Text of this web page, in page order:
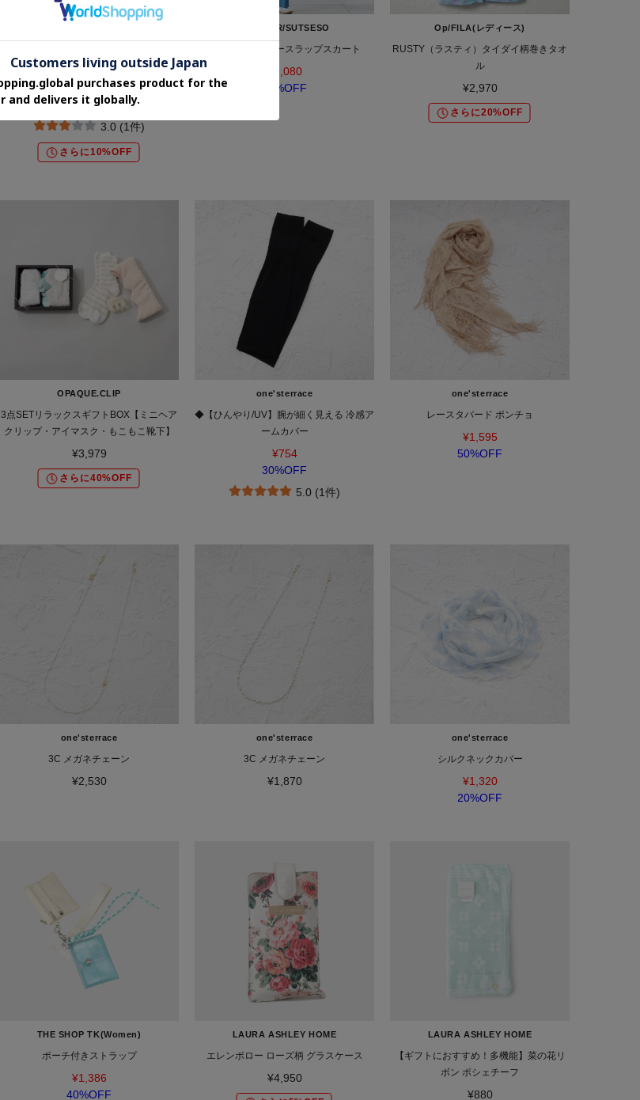
ョ
¥4,620
30%OFF
3.0 (1件)
さらに10%OFF
CORDIER/SUTSESO
スパンコールレースラップスカート
¥3,080
50%OFF
Op/FILA(レディース)
RUSTY（ラスティ）タイダイ柄巻きタオ
ル
¥2,970
さらに20%OFF
OPAQUE.CLIP
3点SETリラックスギフトBOX【ミニヘア
クリップ・アイマスク・もこもこ靴下】
¥3,979
さらに40%OFF
one'sterrace
◆【ひんやり/UV】腕が細く見える 冷感ア
ームカバー
¥754
30%OFF
5.0 (1件)
one'sterrace
レースタバード ポンチョ
¥1,595
50%OFF
one'sterrace
3C メガネチェーン
¥2,530
one'sterrace
3C メガネチェーン
¥1,870
one'sterrace
シルクネックカバー
¥1,320
20%OFF
THE SHOP TK(Women)
ポーチ付きストラップ
¥1,386
40%OFF
LAURA ASHLEY HOME
エレンボロー ローズ柄 グラスケース
¥4,950
LAURA ASHLEY HOME
【ギフトにおすすめ！多機能】菜の花リ
ボン ポシェチーフ
¥880